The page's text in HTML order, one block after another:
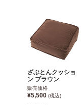
ざぶとんクッショ
ン ブラウン
販売価格
¥5,500 (税込)